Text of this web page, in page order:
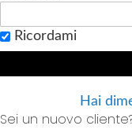
Ricordami
Hai
Sei un nuovo